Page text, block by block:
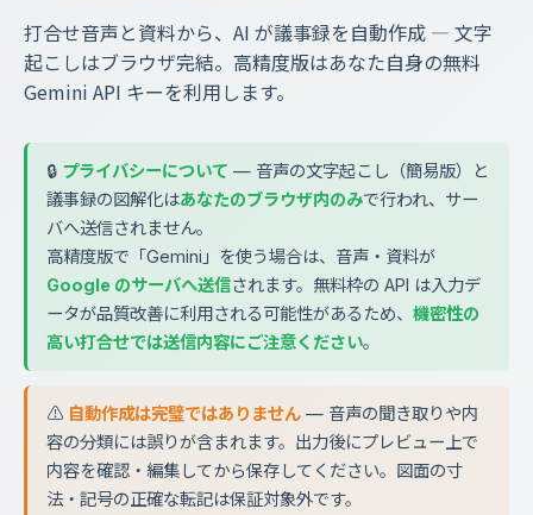
打合せ音声と資料から、AI が議事録を自動作成 — 文字
起こしはブラウザ完結。高精度版はあなた自身の無料
Gemini API キーを利用します。
🔒 プライバシーについて — 音声の文字起こし（簡易版）と
議事録の図解化はあなたのブラウザ内のみで行われ、サー
バへ送信されません。
高精度版で「Gemini」を使う場合は、音声・資料が
Google のサーバへ送信されます。無料枠の API は入力デ
ータが品質改善に利用される可能性があるため、 機密性の
高い打合せでは送信内容にご注意ください。
⚠️ 自動作成は完璧ではありません — 音声の聞き取りや内
容の分類には誤りが含まれます。出力後にプレビュー上で
内容を確認・編集してから保存してください。図面の寸
法・記号の正確な転記は保証対象外です。